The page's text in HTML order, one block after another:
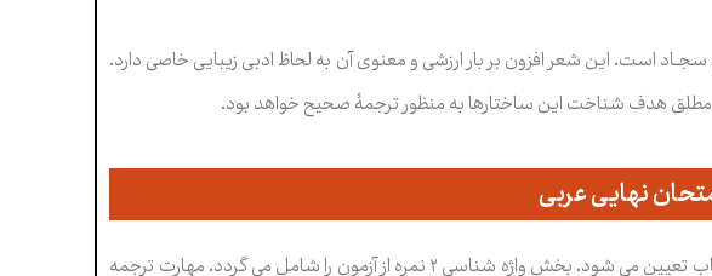
است. اين شعر افزون بر بار ارزشی و معنوی آن به لحاظ ادبی زيبايی خاصی دارد.
هدف شناخت اين ساختارها به منظور ترجمۀ صحيح خواهد بود.
نهایی عربی
با توجه به مباحث و موضوعات کتاب تعیین می شود. بخش واژه شناسی ۲ نمره از آزمون را شامل می گردد. مهارت ترجمه